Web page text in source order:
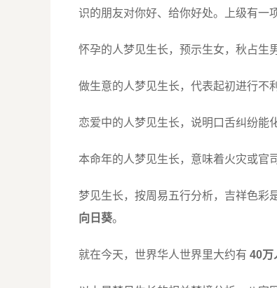
识的朋友对你好、给你好处。上级有一
怀孕的人梦见生长，预示生女，秋占生男
做生意的人梦见生长，代表起初进行不
恋爱中的人梦见生长，说明口舌纠纷能
本命年的人梦见生长，意味着火灾或官
梦见生长，按周易五行分析，吉祥色彩
向日葵。
就在今天，世界华人世界里大约有 40万